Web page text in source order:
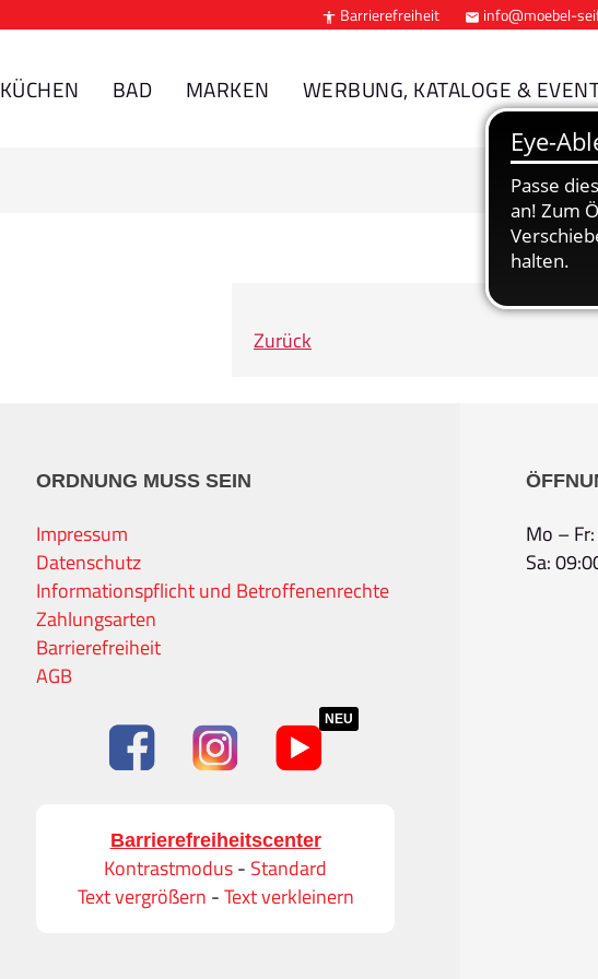
 Barrierefreiheit  info@moebel-
KÜCHEN BAD MARKEN WERBUNG, KATALOGE &
Zurück
ORDNUNG MUSS SEIN
Impressum
Datenschutz
Informationspflicht und Betroffenenrechte
Zahlungsarten
Barrierefreiheit
AGB
NEU
Barrierefreiheitscenter
Kontrastmodus- Standard
Text vergrößern -Text verkleinern
Mo –
Sa: